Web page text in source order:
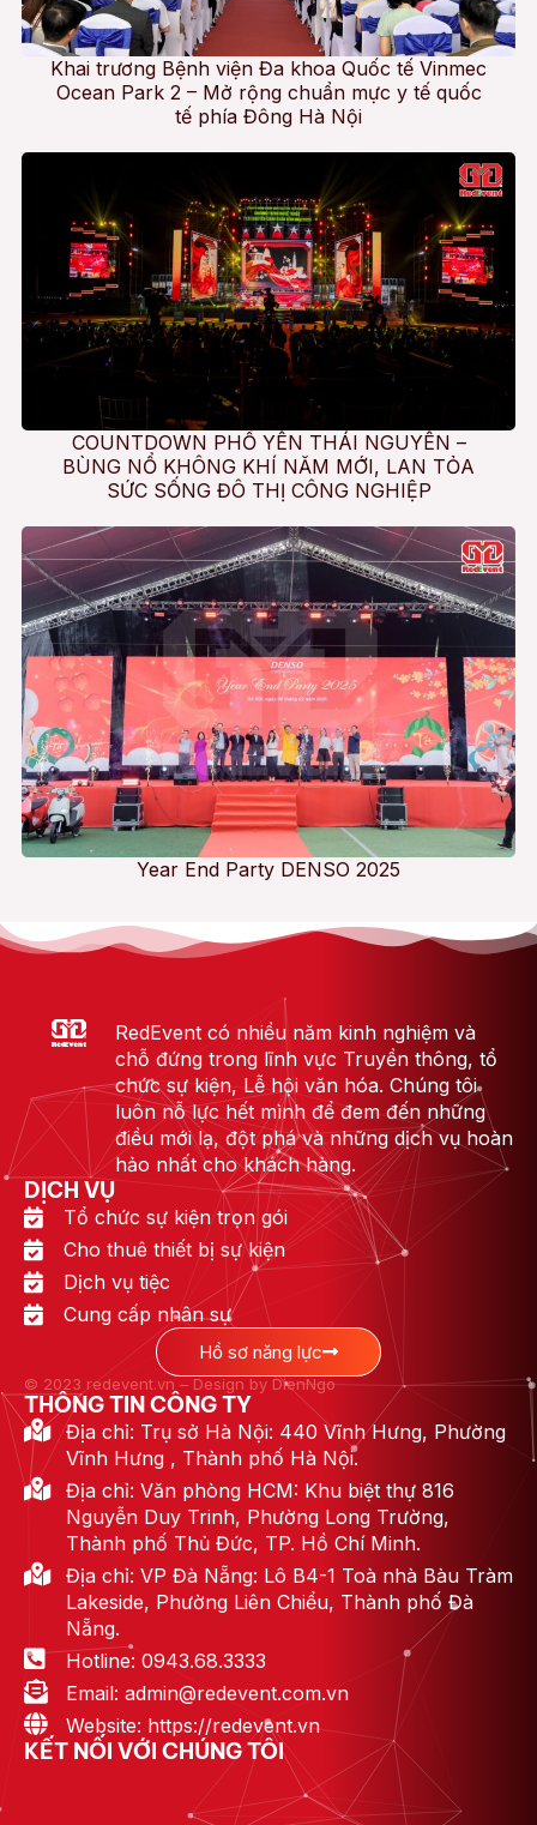
Khai trương Bệnh viện Đa khoa Quốc tế Vinmec
Ocean Park 2 – Mở rộng chuẩn mực y tế quốc
tế phía Đông Hà Nội
COUNTDOWN PHỔ YÊN THÁI NGUYÊN –
BÙNG NỔ KHÔNG KHÍ NĂM MỚI, LAN TỎA
SỨC SỐNG ĐÔ THỊ CÔNG NGHIỆP
Year End Party DENSO 2025
RedEvent có nhiều năm kinh nghiệm và
chỗ đứng trong lĩnh vực Truyền thông, tổ
chức sự kiện, Lễ hội văn hóa. Chúng tôi
luôn nỗ lực hết mình để đem đến những
điều mới lạ, đột phá và những dịch vụ hoàn
hảo nhất cho khách hàng.
DỊCH VỤ
Tổ chức sự kiện trọn gói
Cho thuê thiết bị sự kiện
Dịch vụ tiệc
Cung cấp nhân sự
Hồ sơ năng lực
© 2023 redevent.vn – Design by DienNgo
THÔNG TIN CÔNG TY
Địa chỉ: Trụ sở Hà Nội: 440 Vĩnh Hưng, Phường
Vĩnh Hưng , Thành phố Hà Nội.
Địa chỉ: Văn phòng HCM: Khu biệt thự 816
Nguyễn Duy Trinh, Phường Long Trường,
Thành phố Thủ Đức, TP. Hồ Chí Minh.
Địa chỉ: VP Đà Nẵng: Lô B4-1 Toà nhà Bàu Tràm
Lakeside, Phường Liên Chiểu, Thành phố Đà
Nẵng.
Hotline: 0943.68.3333
Email: admin@redevent.com.vn
Website: https://redevent.vn
KẾT NỐI VỚI CHÚNG TÔI